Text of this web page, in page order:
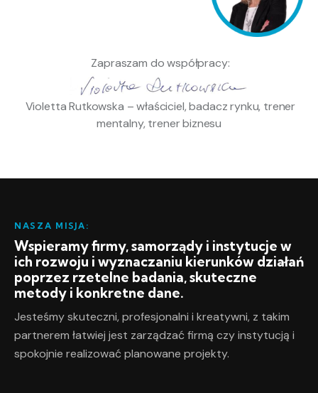
Zapraszam do współpracy:
Violetta Rutkowska – właściciel, badacz rynku, trener
mentalny, trener biznesu
NASZA MISJA:
Wspieramy firmy, samorządy i instytucje w
ich rozwoju i wyznaczaniu kierunków działań
poprzez rzetelne badania, skuteczne
metody i konkretne dane.
Jesteśmy skuteczni, profesjonalni i kreatywni, z takim
partnerem łatwiej jest zarządzać firmą czy instytucją i
spokojnie realizować planowane projekty.